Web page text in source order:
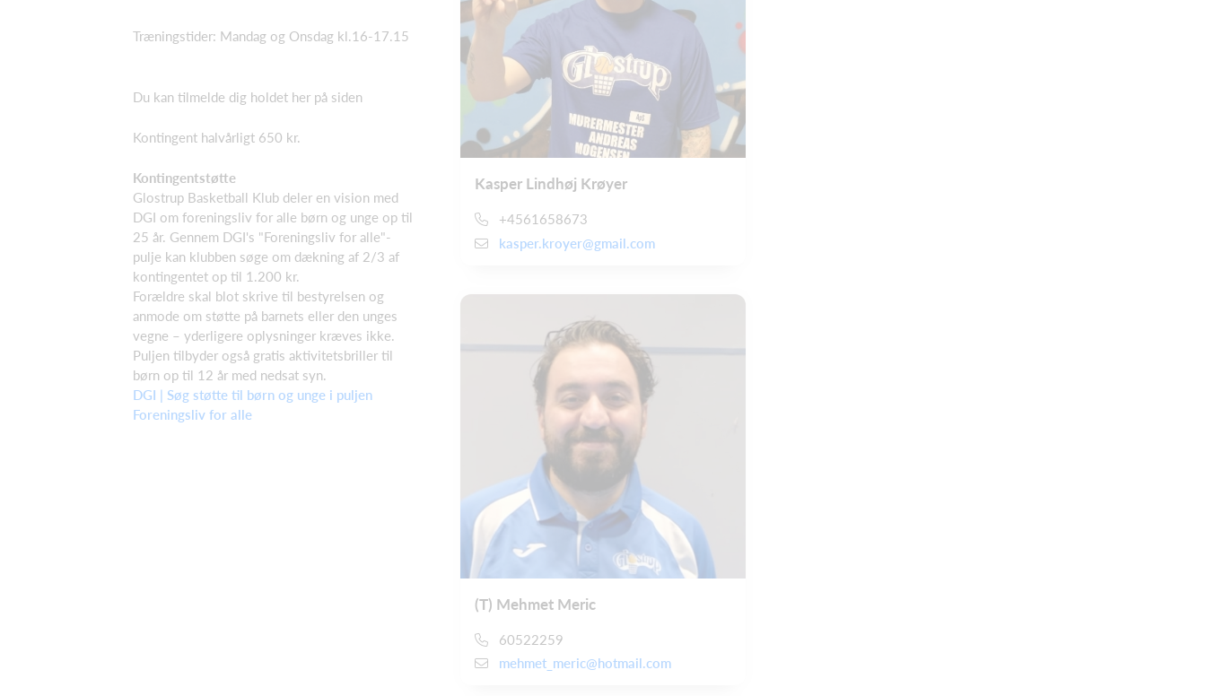
Træningstider: Mandag og Onsdag kl.16-17.15
Du kan tilmelde dig holdet her på siden
Kontingent halvårligt 650 kr.
Kontingentstøtte
Glostrup Basketball Klub deler en vision med
DGI om foreningsliv for alle børn og unge op til
25 år. Gennem DGI's "Foreningsliv for alle"-
pulje kan klubben søge om dækning af 2/3 af
kontingentet op til 1.200 kr.
Forældre skal blot skrive til bestyrelsen og
anmode om støtte på barnets eller den unges
vegne – yderligere oplysninger kræves ikke.
Puljen tilbyder også gratis aktivitetsbriller til
børn op til 12 år med nedsat syn.
DGI | Søg støtte til børn og unge i puljen
Foreningsliv for alle
Kasper Lindhøj Krøyer
+4561658673
kasper.kroyer@gmail.com
(T) Mehmet Meric
60522259
mehmet_meric@hotmail.com